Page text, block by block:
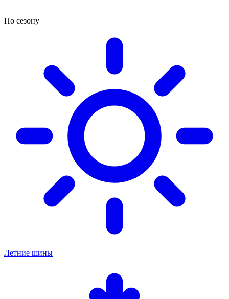
По сезону
Летние шины